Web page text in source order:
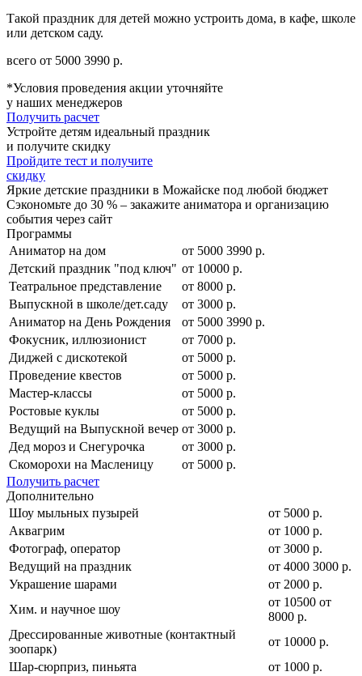
Такой праздник для детей можно устроить дома, в кафе, школе
или детском саду.
всего от 5000 3990 р.
*Условия проведения акции уточняйте
у наших менеджеров
Получить расчет
Устройте детям идеальный праздник
и получите скидку
Пройдите тест и получите
скидку
Яркие детские праздники в Можайске под любой бюджет
Сэкономьте до 30 % – закажите аниматора и организацию
события через сайт
Программы
Аниматор на дом
от 5000 3990 р.
Детский праздник "под ключ" от 10000 р.
Театральное представление
от 8000 р.
Выпускной в школе/дет.саду
от 3000 р.
Аниматор на День Рождения
от 5000 3990 р.
Фокусник, иллюзионист
от 7000 р.
Диджей с дискотекой
от 5000 р.
Проведение квестов
от 5000 р.
Мастер-классы
от 5000 р.
Ростовые куклы
от 5000 р.
Ведущий на Выпускной вечер от 3000 р.
Дед мороз и Снегурочка
от 3000 р.
Скоморохи на Масленицу
от 5000 р.
Получить расчет
Дополнительно
Шоу мыльных пузырей
от 5000 р.
Аквагрим
от 1000 р.
Фотограф, оператор
от 3000 р.
Ведущий на праздник
от 4000 3000 р.
Украшение шарами
от 2000 р.
Хим. и научное шоу
от 10500 от
8000 р.
Дрессированные животные (контактный
зоопарк)
от 10000 р.
Шар-сюрприз, пиньята
от 1000 р.